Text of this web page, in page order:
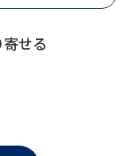
通テスト利用選抜の
せる